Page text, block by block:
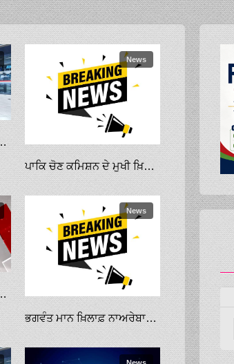
ਤੇ ਹੋਰਾਂ ਖ਼ਿਲਾਫ਼ ਕਰਵਾਈ ’ਤੇ ਰੋਕ ਲਗਾਈ
News
ਪਾਕਿ ਚੋਣ ਕਮਿਸ਼ਨ ਦੇ ਮੁਖੀ ਖ਼ਿਲਾਫ਼ ਮਾਣਹਾਨੀ ਕੇਸ ਦਾਇਰ ਕਰੇਗਾ ਇਮਰਾਨ
ਖ਼ਿਲਾਫ਼ ਜਾਂਚ ਆਰੰਭੀ
News
ਭਗਵੰਤ ਮਾਨ ਖ਼ਿਲਾਫ਼ ਨਾਅਰੇਬਾਜ਼ੀ ਕਰਨ ਵਾਲੇ ‘ਆਪ’ ਦੇ ਸਾਬਕਾ ਵਰਕਰਾਂ ਨੂੰ ਅਦਾਲਤ ਨੇ ਸਜ਼ਾ ਸੁਣਾਈ